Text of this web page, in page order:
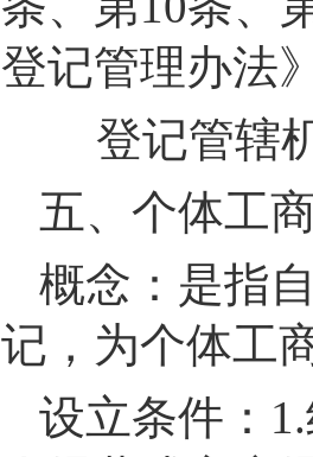
登记管理办法
登记管辖
五、个体工
概念： 是指
记，为个体工
设立条件：